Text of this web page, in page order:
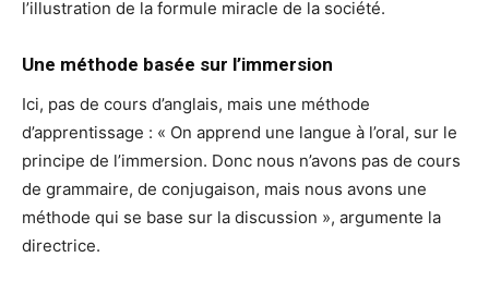
l’illustration de la formule miracle de la société.
Une méthode basée sur l’immersion
Ici, pas de cours d’anglais, mais une méthode
d’apprentissage : « On apprend une langue à l’oral, sur le
principe de l’immersion. Donc nous n’avons pas de cours
de grammaire, de conjugaison, mais nous avons une
méthode qui se base sur la discussion », argumente la
directrice.